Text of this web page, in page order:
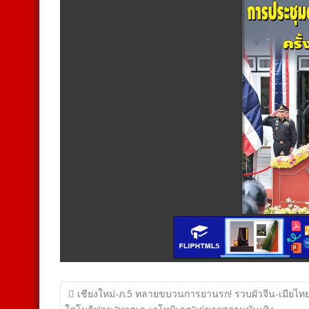
แนะแนว
เชียงใหม่-ภ.5 ทลายขบวนการยานรก! รวบผัวจีน-เมียไท